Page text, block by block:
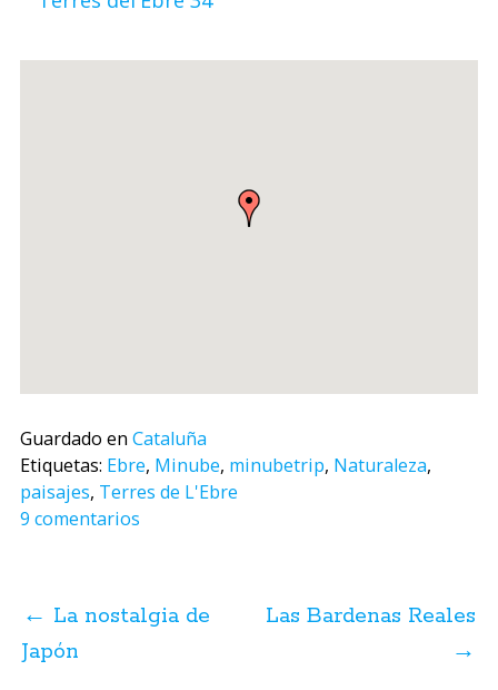
Guardado en Cataluña
Etiquetas: Ebre, Minube, minubetrip, Naturaleza,
paisajes, Terres de L'Ebre
9 comentarios
← La nostalgia de
Japón
Las Bardenas Reales
→